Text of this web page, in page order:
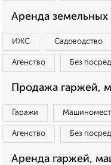
Аренда земельных
ИЖС Садоводство
Агенство Без
Продажа гаржей,
Гаражи
Агенство Без
Аренда гаржей,